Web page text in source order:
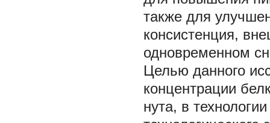
также для
консистенция,
одновременном
Целью данного
концентрации
нута, в